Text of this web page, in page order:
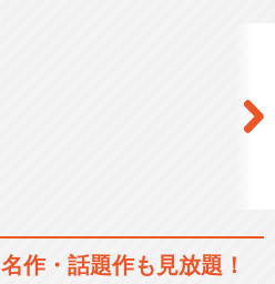
名作・話題作も見放題！